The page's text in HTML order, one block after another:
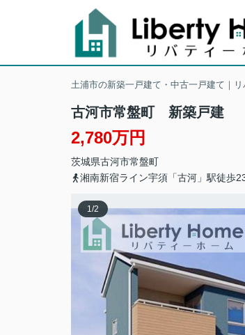
土浦市の新築一戸建て・中古一戸建て｜
古河市常盤町 新築戸建
2,780万円
茨城県古河市常盤町
湘南新宿ライン宇須「古河」駅徒歩
1/2